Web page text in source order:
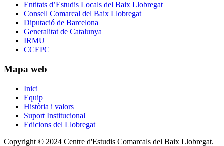
Entitats d’Estudis Locals del Baix Llobregat
Consell Comarcal del Baix Llobregat
Diputació de Barcelona
Generalitat de Catalunya
IRMU
CCEPC
Mapa web
Inici
Equip
Història i valors
Suport Institucional
Edicions del Llobregat
Copyright © 2024 Centre d'Estudis Comarcals del Baix Llobregat.